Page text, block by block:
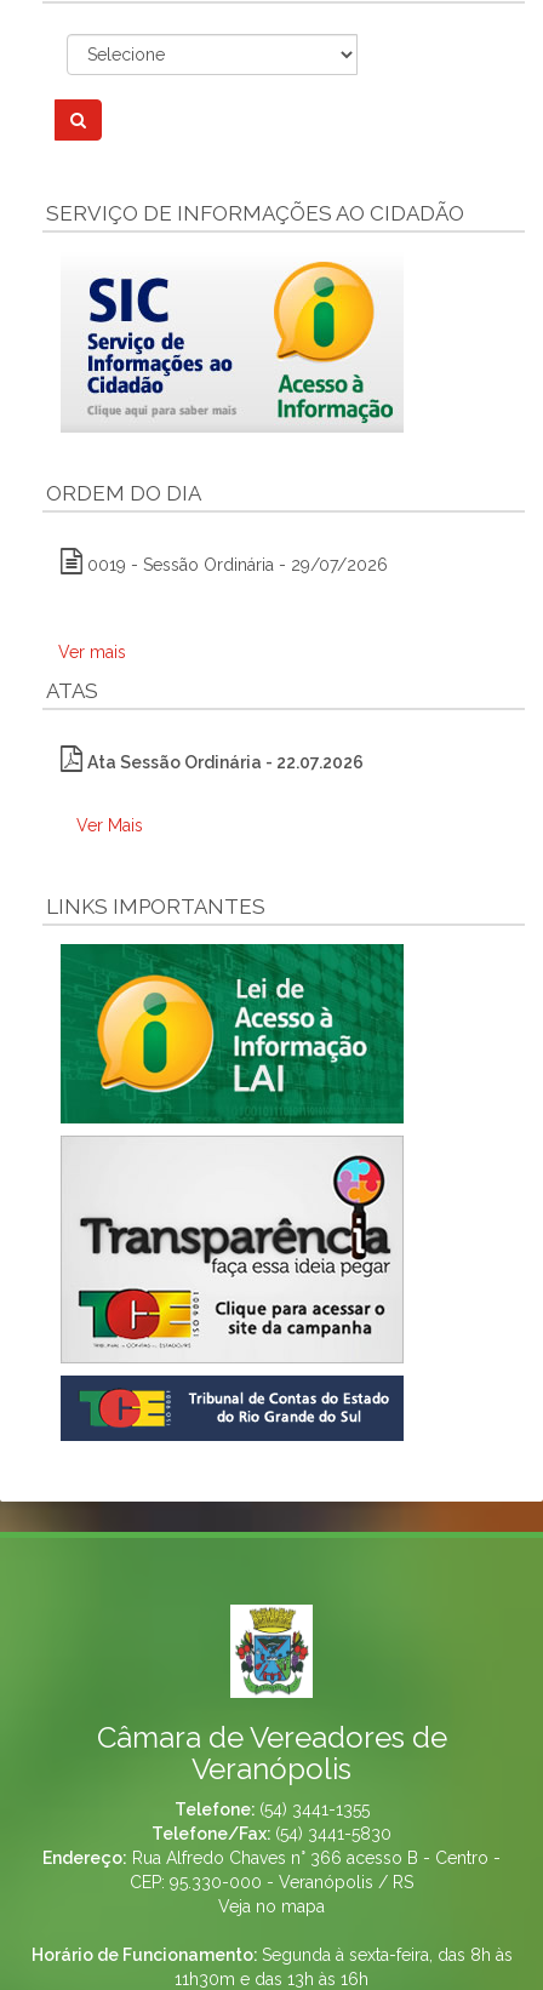
SERVIÇO DE INFORMAÇÕES AO CIDADÃO
ORDEM DO DIA
0019 - Sessão Ordinária - 29/07/2026
Ver mais
ATAS
Ata Sessão Ordinária - 22.07.2026
Ver Mais
LINKS IMPORTANTES
Câmara de Vereadores de
Veranópolis
Telefone: (54) 3441-1355
Telefone/Fax: (54) 3441-5830
Endereço: Rua Alfredo Chaves n° 366 acesso B - Centro -
CEP: 95.330-000 - Veranópolis / RS
Veja no mapa
Horário de Funcionamento: Segunda à sexta-feira, das 8h às
11h30m e das 13h às 16h